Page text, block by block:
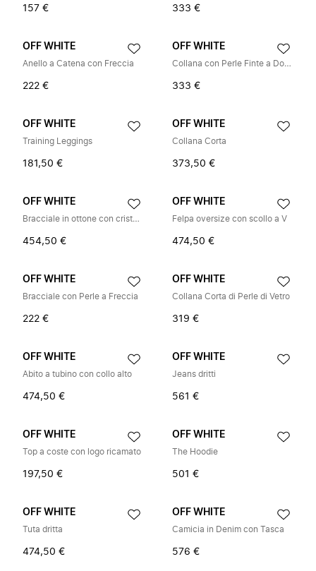
157 € 333 €
OFF WHITE
Anello a Catena con Freccia
222 €
OFF WHITE
Collana con Perle Finte a Doppio Filo
333 €
OFF WHITE
Training Leggings
181,50 €
OFF WHITE
Collana Corta
373,50 €
OFF WHITE
Bracciale in ottone con cristalli scintillanti
454,50 €
OFF WHITE
Felpa oversize con scollo a V
474,50 €
OFF WHITE
Bracciale con Perle a Freccia
222 €
OFF WHITE
Collana Corta di Perle di Vetro
319 €
OFF WHITE
Abito a tubino con collo alto
474,50 €
OFF WHITE
Jeans dritti
561 €
OFF WHITE
Top a coste con logo ricamato
197,50 €
OFF WHITE
The Hoodie
501 €
OFF WHITE
Tuta dritta
474,50 €
OFF WHITE
Camicia in Denim con Tasca
576 €